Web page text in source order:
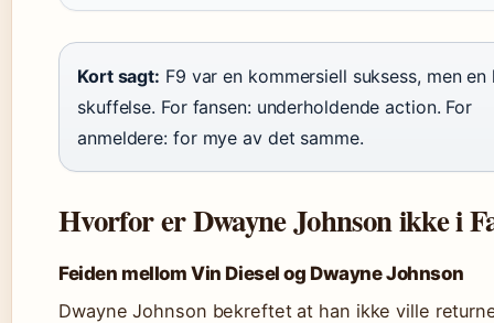
Kort sagt: F9 var en kommersiell suksess, men
skuffelse. For fansen: underholdende action. For
anmeldere: for mye av det samme.
Hvorfor er Dwayne Johnson ikke i
Feiden mellom Vin Diesel og Dwayne Johnson
Dwayne Johnson bekreftet at han ikke ville